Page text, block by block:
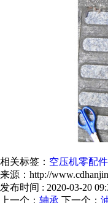
相关标签： 空压机零配件
来源：http://
发布时间 : 2020-03-20
上一个： 轴承 下一个：